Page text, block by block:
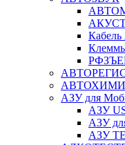
АЗУ для
АЗУ
АЗУ
АЗУ